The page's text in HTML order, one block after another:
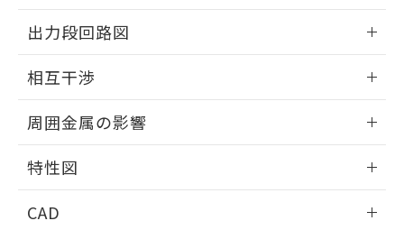
外形図
出力段回路図
出力段回路図
相互干渉
相互干渉
周囲金属の影響
周囲金属の影響
特性図
CAD
用者の範囲」に記載されている法人を
指します。
るもので、過去に遡って非含有を証明する
ものではありません。
また、RoHS指令のフタル酸エステル類４
物質の対応では、対応完了までの期間は出
荷製品に未対応品が混在することから備考
欄に対応日を記載しておりました。
既に当社にて対応品への在庫切替を完了
り、2022年1月12日より割愛しておりま
す。